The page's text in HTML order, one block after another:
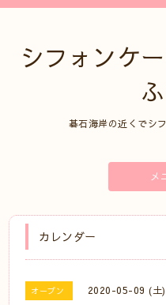
シフォンケ
碁石海岸の近くでシ
メ
カレンダー
オープン 2020-05-09 (土)